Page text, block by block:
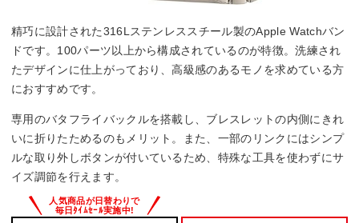
精巧に設計された316Lステンレススチール製のApple Watchバン
ドです。100パーツ以上から構成されているのが特徴。洗練され
たデザインに仕上がっており、高級感のあるモノを求めている方
におすすめです。
専用のバタフライバックルを搭載し、ブレスレットの内側にきれ
いに折りたためるのもメリット。また、一部のリンクにはシンプ
ルな取り外しボタンが付いているため、特殊な工具を使わずにサ
イズ調節を行えます。